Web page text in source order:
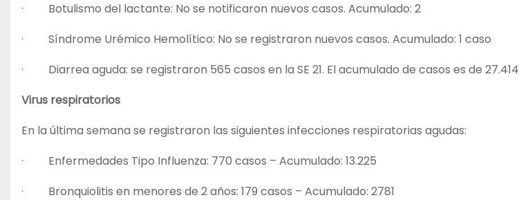
· Botulismo del lactante: No se notificaron nuevos casos. Acumulado: 2
· Síndrome Urémico Hemolítico: No se registraron nuevos casos. Acumulado: 1 caso
· Diarrea aguda: se registraron 565 casos en la SE 21. El acumulado de casos es de 27.414
Virus respiratorios
En la última semana se registraron las siguientes infecciones respiratorias agudas:
· Enfermedades Tipo Influenza: 770 casos – Acumulado: 13.225
· Bronquiolitis en menores de 2 años: 179 casos – Acumulado: 2781